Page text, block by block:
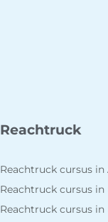
Reachtruck
Reachtruck cursus
Reachtruck cursus in
Reachtruck cursus in